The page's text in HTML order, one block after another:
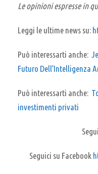
Le opinioni espresse in
Leggi le ultime news su:
Può interessarti anche:
Futuro Dell’Intelligenza
Può interessarti anche:
investimenti privati
Seguici su Facebook